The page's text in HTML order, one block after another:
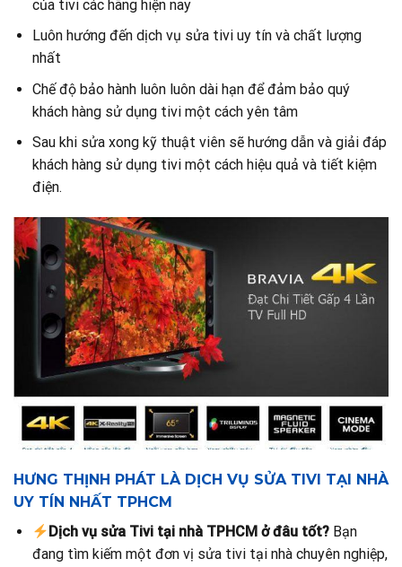
của tivi các hãng hiện nay
Luôn hướng đến dịch vụ sửa tivi uy tín và chất lượng
nhất
Chế độ bảo hành luôn luôn dài hạn để đảm bảo quý
khách hàng sử dụng tivi một cách yên tâm
Sau khi sửa xong kỹ thuật viên sẽ hướng dẫn và giải đáp
khách hàng sử dụng tivi một cách hiệu quả và tiết kiệm
điện.
HƯNG THỊNH PHÁT LÀ DỊCH VỤ SỬA TIVI TẠI NHÀ
UY TÍN NHẤT TPHCM
Dịch vụ sửa Tivi tại nhà TPHCM ở đâu tốt? Bạn
đang tìm kiếm một đơn vị sửa tivi tại nhà chuyên nghiệp,